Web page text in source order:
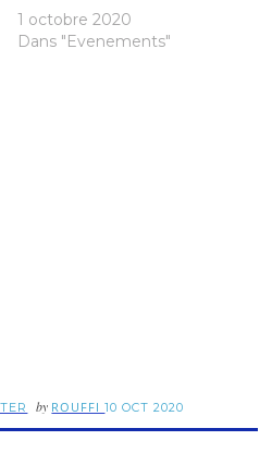
1 octobre 2020
Dans "Evenements"
by ROUFFI10 OCT 2020